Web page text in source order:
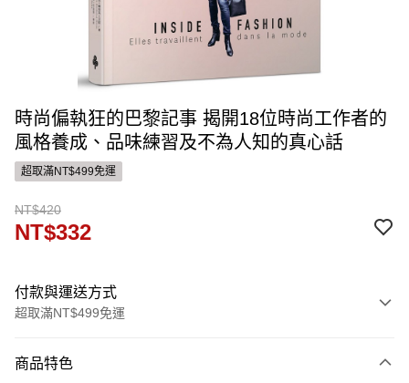
時尚偏執狂的巴黎記事 揭開18位時尚工作者的
風格養成、品味練習及不為人知的真心話
超取滿NT$499免運
NT$420
NT$332
付款與運送方式
超取滿NT$499免運
信用卡一次付款
商品特色